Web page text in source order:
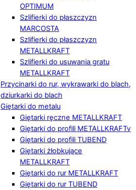
OPTIMUM
Szlifierki do płaszczyzn
MARCOSTA
Szlifierki do płaszczyzn
METALLKRAFT
Szlifierki do usuwania gratu
METALLKRAFT
Przycinarki do rur, wykrawarki do blach,
dziurkarki do blach
Giętarki do metalu
Giętarki ręczne METALLKRAFT
Giętarki do profili METALLKRAFTv
Giętarki do profili TUBEND
Giętarki żłobkujące
METALLKRAFT
Giętarki do rur METALLKRAFT
Giętarki do rur TUBEND